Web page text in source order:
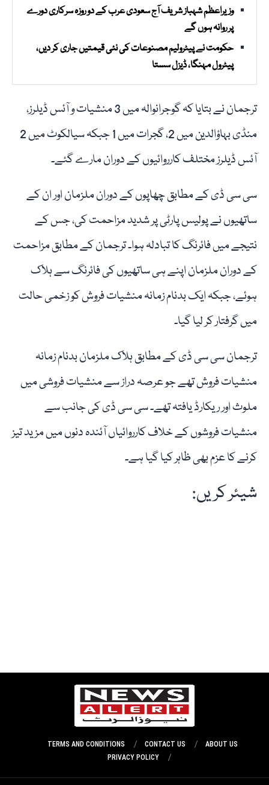
وزیراعظم شہباز شریف آج سعودی عرب کے دو روزہ سرکاری دورے
پر روانہ ہوں گے
حکومت نے پیٹرولیم مصنوعات کی نئی قیمتیں جاری کر دیں،
پیٹرول مہنگا، ڈیزل سستا
ترجمان نے بتایا کہ گوجرانوالہ میں 3 منشیات و آئس ڈیلرز،
منڈی بہاؤالدین میں 2، گجرات میں 1 جبکہ سیالکوٹ میں 2
آئس ڈیلرز مختلف کارروائیوں کے دوران مارے گئے۔
سی سی ڈی کے مطابق چھاپوں کے دوران ملزمان اور ان کے
ساتھیوں نے پولیس پارٹی پر شدید مزاحمت کی، جس کے
نتیجے میں فائرنگ کا تبادلہ ہوا۔ ترجمان کے مطابق مزاحمت
کے دوران ملزمان اپنے ہی ساتھیوں کی فائرنگ سے ہلاک
ہوئے، جبکہ ایک بدنام زمانہ منشیات فروش کو زخمی حالت
میں گرفتار کر لیا گیا۔
ترجمان سی سی ڈی کے مطابق ہلاک ملزمان بدنام زمانہ
منشیات فروش تھے جو عرصہ دراز سے منشیات فروشی میں
ملوث اور ریکارڈ یافتہ تھے۔ سی سی ڈی کی جانب سے
منشیات فروشوں کے خلاف کارروائیاں آئندہ دنوں میں مزید تیز
کرنے کا عزم بھی ظاہر کیا گیا ہے۔
شیئر کریں:
ABOUT US
CONTACT US
TERMS AND CONDITIONS
PRIVACY POLICY